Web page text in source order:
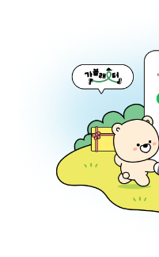
(26464) 강원특별자치도 원주시